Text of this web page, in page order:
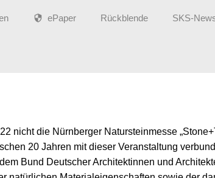
ePaper Rückblende SKS-
nicht die Nürnberger Natursteinmesse
20 Jahren mit dieser Veranstaltung
Bund Deutscher Architektinnen und